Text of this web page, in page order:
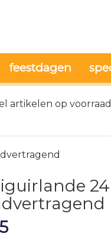
feestdagen
artikelen op voorraad